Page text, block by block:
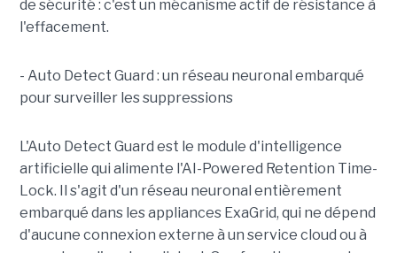
de sécurité : c'est un mécanisme actif de résistance à
l'effacement.
- Auto Detect Guard : un réseau neuronal embarqué
pour surveiller les suppressions
L'Auto Detect Guard est le module d'intelligence
artificielle qui alimente l'AI-Powered Retention Time-
Lock. Il s'agit d'un réseau neuronal entièrement
embarqué dans les appliances ExaGrid, qui ne dépend
d'aucune connexion externe à un service cloud ou à